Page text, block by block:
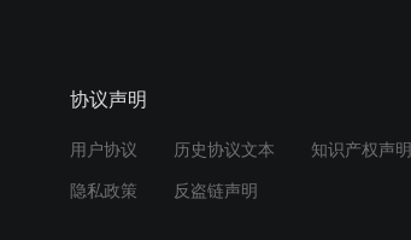
协议声明
用户协议 历史协议文本 知识产权声明
隐私政策 反盗链声明